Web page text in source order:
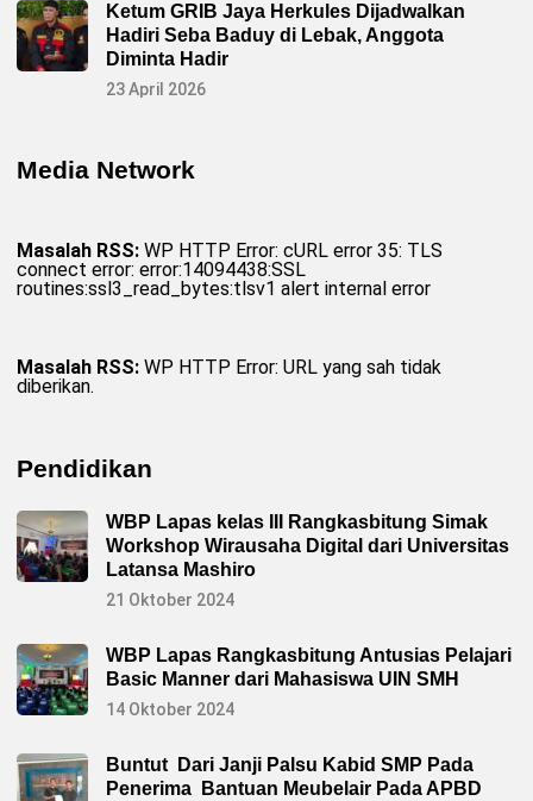
Ketum GRIB Jaya Herkules Dijadwalkan
Hadiri Seba Baduy di Lebak, Anggota
Diminta Hadir
23 April 2026
Media Network
Masalah RSS: WP HTTP Error: cURL error 35: TLS
connect error: error:14094438:SSL
routines:ssl3_read_bytes:tlsv1 alert internal error
Masalah RSS: WP HTTP Error: URL yang sah tidak
diberikan.
Pendidikan
WBP Lapas kelas III Rangkasbitung Simak
Workshop Wirausaha Digital dari Universitas
Latansa Mashiro
21 Oktober 2024
WBP Lapas Rangkasbitung Antusias Pelajari
Basic Manner dari Mahasiswa UIN SMH
14 Oktober 2024
Buntut Dari Janji Palsu Kabid SMP Pada
Penerima Bantuan Meubelair Pada APBD